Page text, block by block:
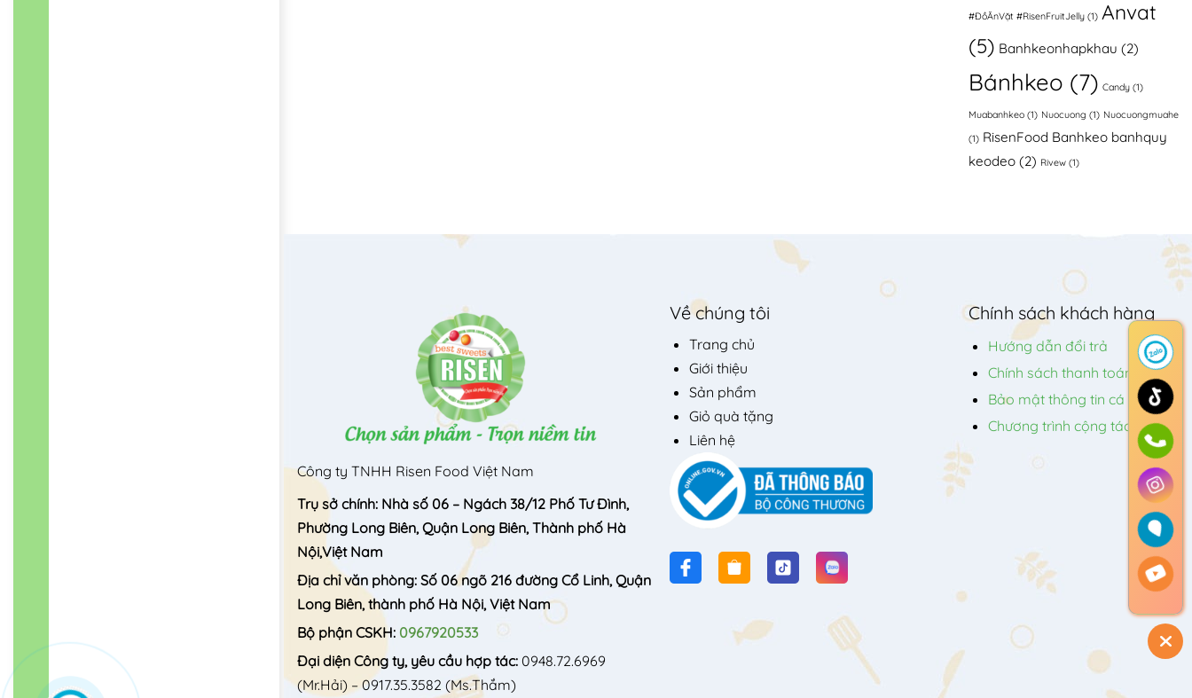
#ĐồĂnVặt #RisenFruitJelly(1) Anvat
(5) Banhkeonhapkhau (2)
Bánhkeo (7) Candy(1)
Muabanhkeo(1) Nuocuong (1) Nuocuongmuahe
(1) RisenFood Banhkeo banhquy
keodeo(2) Rivew(1)
Công ty TNHH Risen Food Việt Nam
Trụ sở chính: Nhà số 06 – Ngách 38/12 Phố Tư Đình,
Phường Long Biên, Quận Long Biên, Thành phố Hà
Nội,Việt Nam
Địa chỉ văn phòng: Số 06 ngõ 216 đường Cổ Linh, Quận
Long Biên, thành phố Hà Nội, Việt Nam
Bộ phận CSKH: 0967920533
Đại diện Công ty, yêu cầu hợp tác: 0948.72.6969
(Mr.Hải) –0917.35.3582 (Ms.Thắm)
Về chúng tôi
Trang chủ
Giới thiệu
Sản phẩm
Giỏ quà tặng
Liên hệ
Chính sách khách hàng
Hướng dẫn đổi trả
Chính sách thanh toán
Bảo mật thông tin cá nhân
Chương trình cộng tác viên